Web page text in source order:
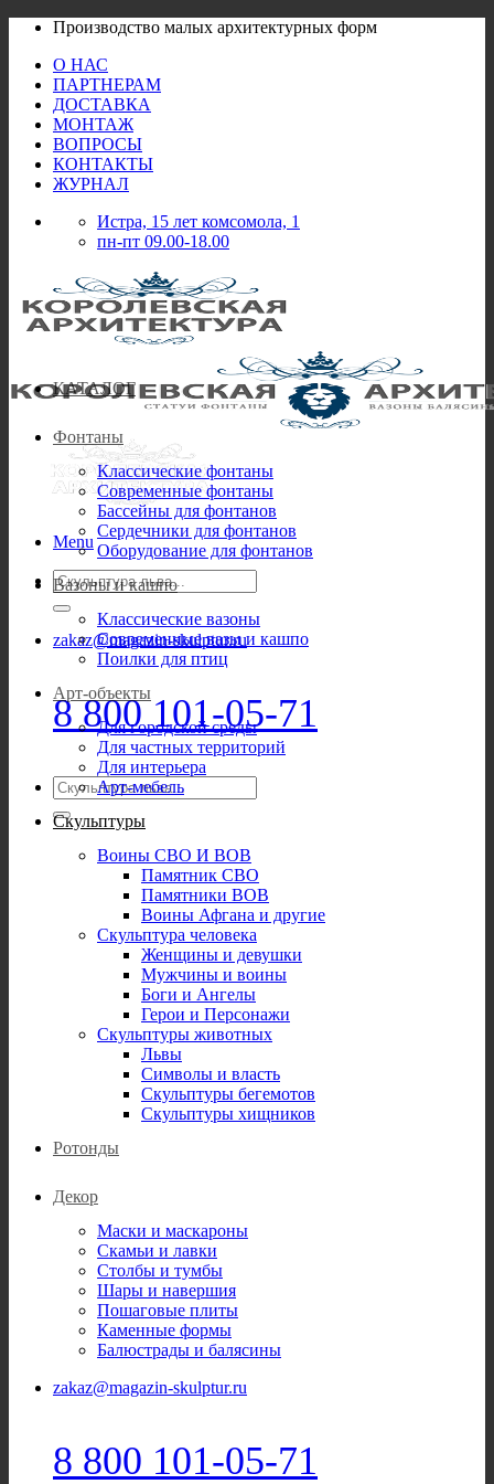
Skip
content
Производство малых архитектурных форм
О НАС
ПАРТНЕРАМ
ДОСТАВКА
МОНТАЖ
ВОПРОСЫ
КОНТАКТЫ
ЖУРНАЛ
Истра, 15 лет комсомола, 1
пн-пт 09.00-18.00
Menu
Искать:
zakaz@magazin-skulptur.ru
8 800 101-05-71
Искать:
КАТАЛОГ
Фонтаны
Классические фонтаны
Современные фонтаны
Бассейны для фонтанов
Сердечники для фонтанов
Оборудование для фонтанов
Вазоны и кашпо
Классические вазоны
Современные вазы и кашпо
Поилки для птиц
Арт-объекты
Для городской среды
Для частных территорий
Для интерьера
Арт-мебель
Скульптуры
Воины СВО И ВОВ
Памятник СВО
Памятники ВОВ
Воины Афгана и другие
Скульптура человека
Женщины и девушки
Мужчины и воины
Боги и Ангелы
Герои и Персонажи
Скульптуры животных
Львы
Символы и власть
Скульптуры бегемотов
Скульптуры хищников
Ротонды
Декор
Маски и маскароны
Скамьи и лавки
Столбы и тумбы
Шары и навершия
Пошаговые плиты
Каменные формы
Балюстрады и балясины
zakaz@magazin-skulptur.ru
8 800 101-05-71